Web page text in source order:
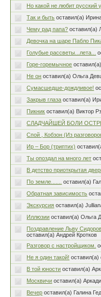
Но какой не любит русский
Так и быть оставил(а)
Чему рад папа? оставил(а)
Девочка на шаре Пабло
Голубые рассветы...лета...
Горе-горемычное
Не он оставил(а) Ольга
Сумасшедше-дождливое!
Закрыв глаза оставил(а)
Пикник оставил(а) Виктор
СЛАДЧАЙШЕЙ БОЛИ
Спой , Кобзон (Из
Ир – Бор (триптих)
Ты опоздал на много лет
В детство приоткрытая
По земле.......
оставил(а)
Обратная зависимость
Экскурсия оставил(а)
Иллюзии оставил(а) Ольга
Поздравление Льву
оставил(а) Андрей Кротков
Разговор с настройщиком.
Не я один такой! оставил(а)
В той юности оставил(а)
Москвичи оставил(а)
Вечер оставил(а) Галина